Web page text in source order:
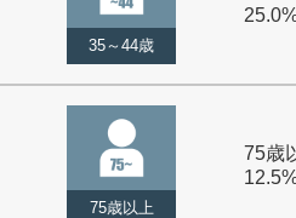
35～44歳
75歳以上
75歳